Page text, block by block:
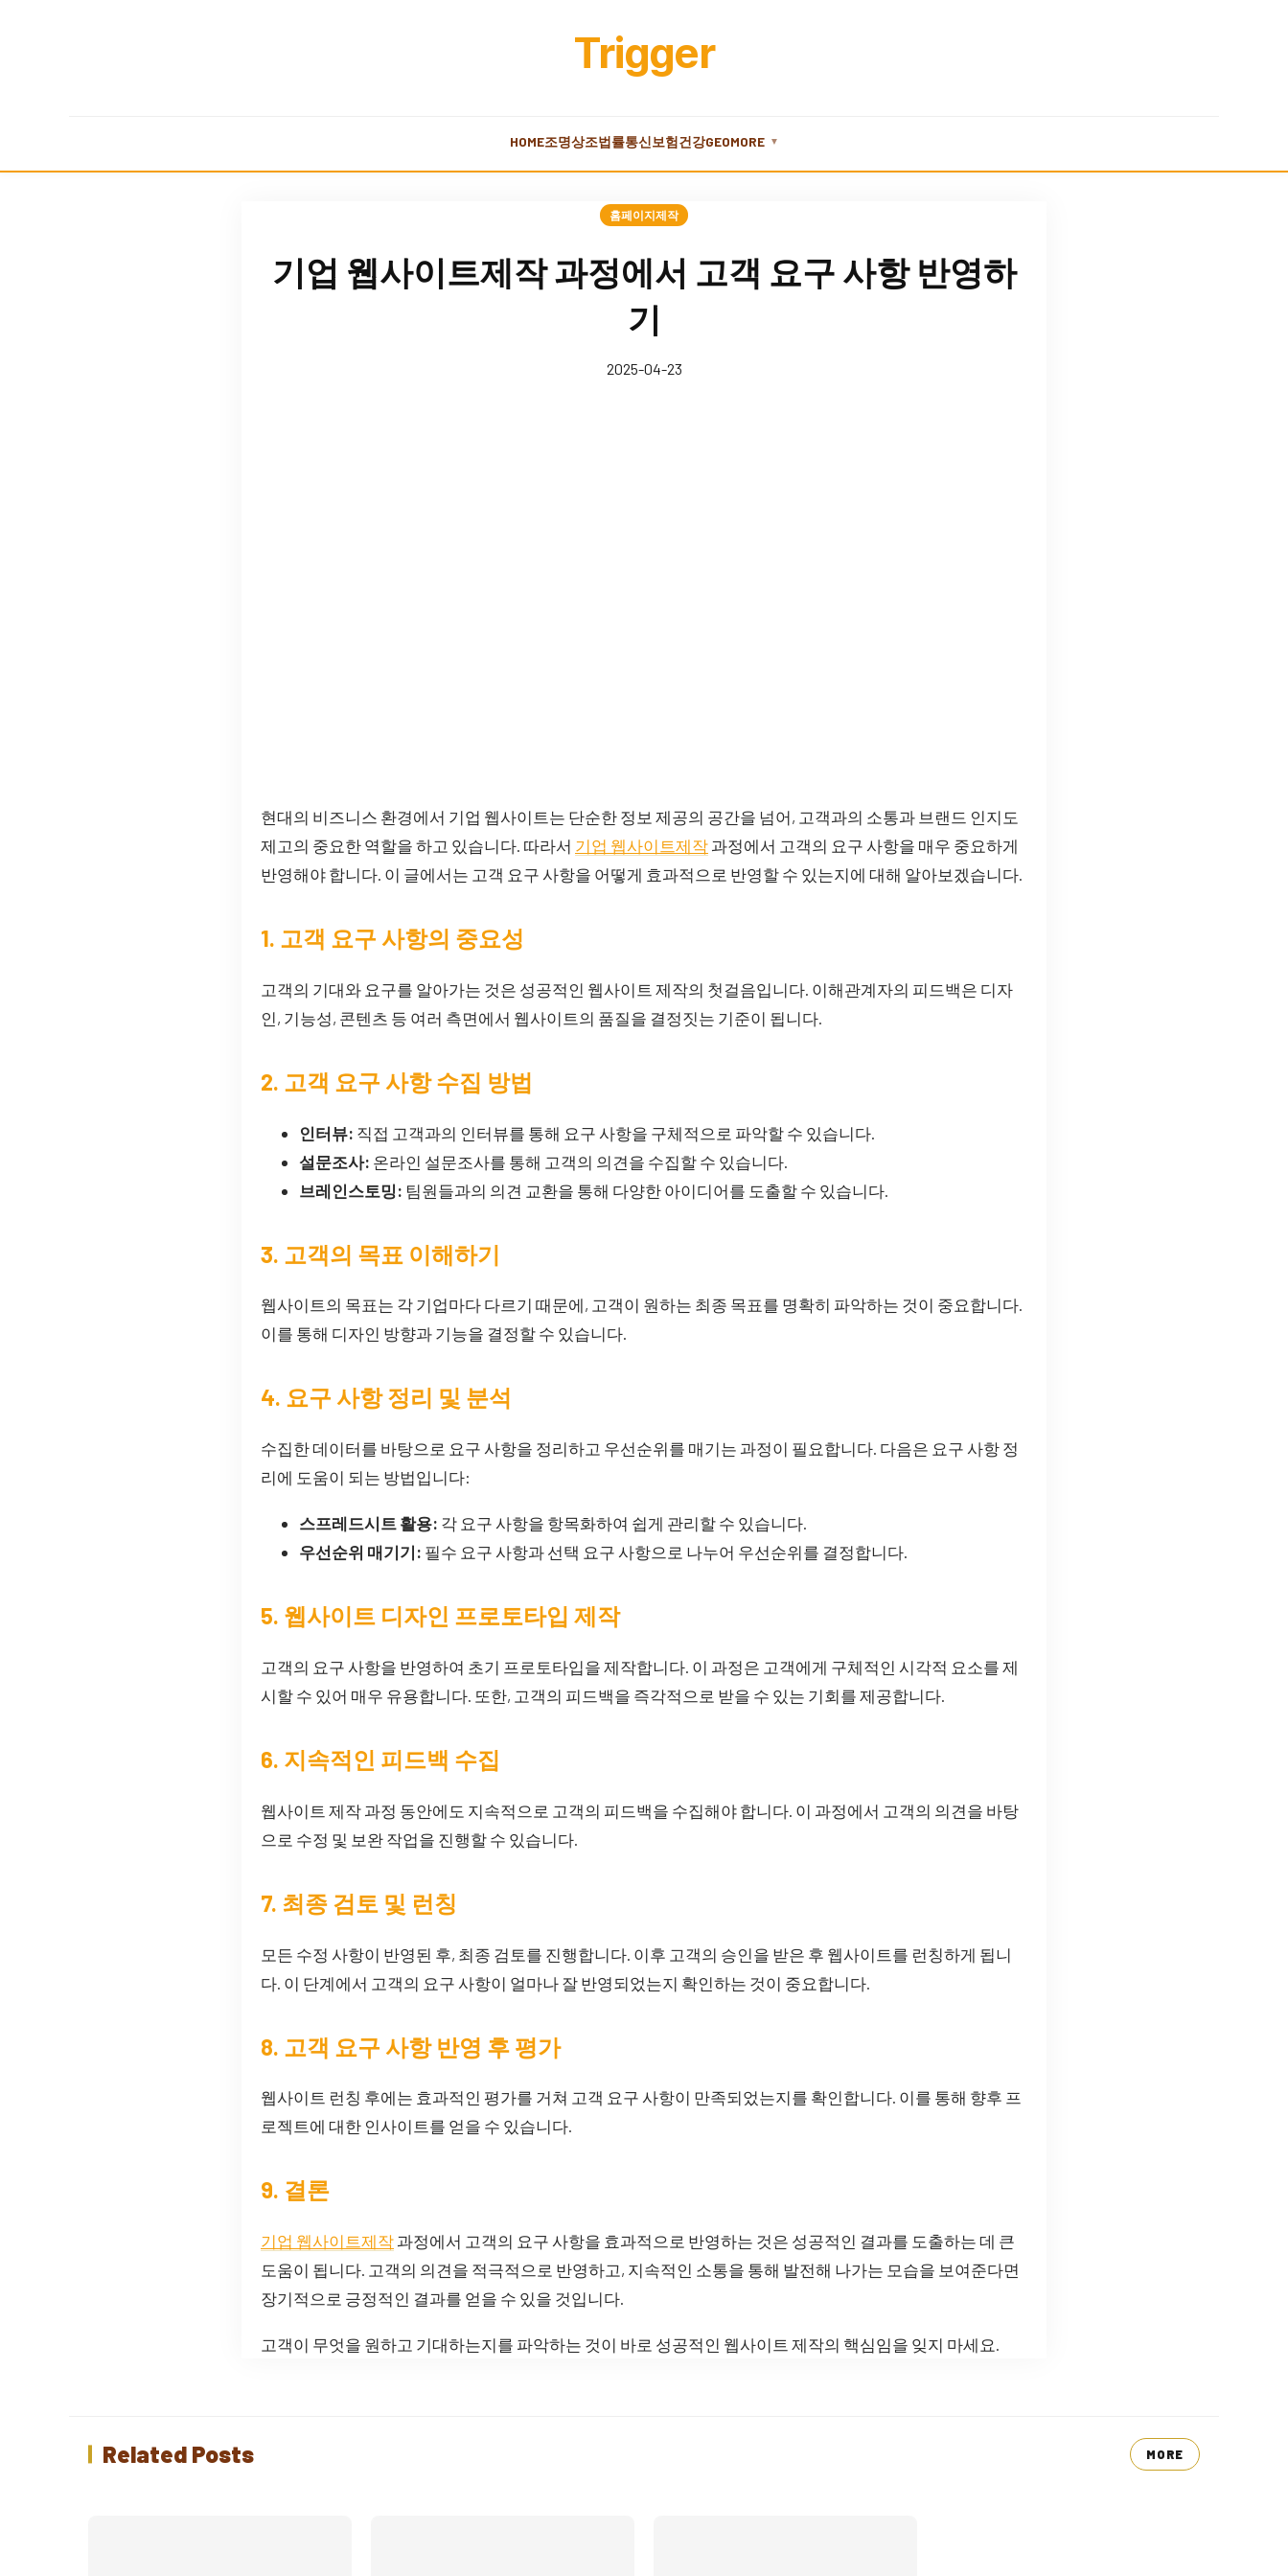
Trigger
HOME조명상조법률통신보험건강GEOMORE ▼
홈페이지제작
기업 웹사이트제작 과정에서 고객 요구 사항 반영하
기
2025-04-23
현대의 비즈니스 환경에서 기업 웹사이트는 단순한 정보 제공의 공간을 넘어, 고객과의 소통과 브랜드 인지도
제고의 중요한 역할을 하고 있습니다. 따라서 기업 웹사이트제작 과정에서 고객의 요구 사항을 매우 중요하게
반영해야 합니다. 이 글에서는 고객 요구 사항을 어떻게 효과적으로 반영할 수 있는지에 대해 알아보겠습니다.
1. 고객 요구 사항의 중요성
고객의 기대와 요구를 알아가는 것은 성공적인 웹사이트 제작의 첫걸음입니다. 이해관계자의 피드백은 디자
인, 기능성, 콘텐츠 등 여러 측면에서 웹사이트의 품질을 결정짓는 기준이 됩니다.
2. 고객 요구 사항 수집 방법
인터뷰: 직접 고객과의 인터뷰를 통해 요구 사항을 구체적으로 파악할 수 있습니다.
설문조사: 온라인 설문조사를 통해 고객의 의견을 수집할 수 있습니다.
브레인스토밍: 팀원들과의 의견 교환을 통해 다양한 아이디어를 도출할 수 있습니다.
3. 고객의 목표 이해하기
웹사이트의 목표는 각 기업마다 다르기 때문에, 고객이 원하는 최종 목표를 명확히 파악하는 것이 중요합니다.
이를 통해 디자인 방향과 기능을 결정할 수 있습니다.
4. 요구 사항 정리 및 분석
수집한 데이터를 바탕으로 요구 사항을 정리하고 우선순위를 매기는 과정이 필요합니다. 다음은 요구 사항 정
리에 도움이 되는 방법입니다:
스프레드시트 활용: 각 요구 사항을 항목화하여 쉽게 관리할 수 있습니다.
우선순위 매기기: 필수 요구 사항과 선택 요구 사항으로 나누어 우선순위를 결정합니다.
5. 웹사이트 디자인 프로토타입 제작
고객의 요구 사항을 반영하여 초기 프로토타입을 제작합니다. 이 과정은 고객에게 구체적인 시각적 요소를 제
시할 수 있어 매우 유용합니다. 또한, 고객의 피드백을 즉각적으로 받을 수 있는 기회를 제공합니다.
6. 지속적인 피드백 수집
웹사이트 제작 과정 동안에도 지속적으로 고객의 피드백을 수집해야 합니다. 이 과정에서 고객의 의견을 바탕
으로 수정 및 보완 작업을 진행할 수 있습니다.
7. 최종 검토 및 런칭
모든 수정 사항이 반영된 후, 최종 검토를 진행합니다. 이후 고객의 승인을 받은 후 웹사이트를 런칭하게 됩니
다. 이 단계에서 고객의 요구 사항이 얼마나 잘 반영되었는지 확인하는 것이 중요합니다.
8. 고객 요구 사항 반영 후 평가
웹사이트 런칭 후에는 효과적인 평가를 거쳐 고객 요구 사항이 만족되었는지를 확인합니다. 이를 통해 향후 프
로젝트에 대한 인사이트를 얻을 수 있습니다.
9. 결론
기업 웹사이트제작 과정에서 고객의 요구 사항을 효과적으로 반영하는 것은 성공적인 결과를 도출하는 데 큰
도움이 됩니다. 고객의 의견을 적극적으로 반영하고, 지속적인 소통을 통해 발전해 나가는 모습을 보여준다면
장기적으로 긍정적인 결과를 얻을 수 있을 것입니다.
고객이 무엇을 원하고 기대하는지를 파악하는 것이 바로 성공적인 웹사이트 제작의 핵심임을 잊지 마세요.
Related Posts MORE